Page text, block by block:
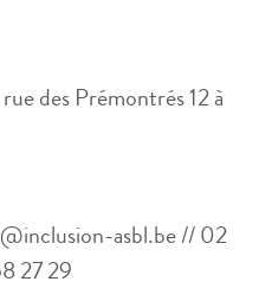
des Prémontrés 12 à
asbl.be // 02
27 29